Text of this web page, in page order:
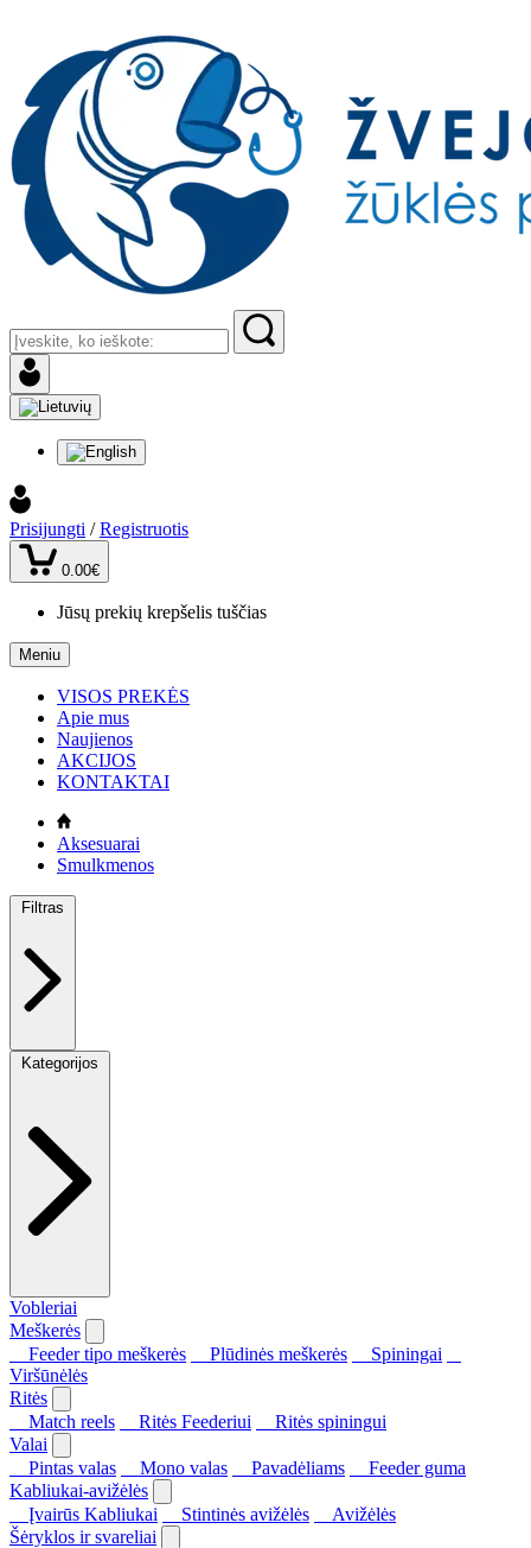
Prisijungti / Registruotis
0.00€
Jūsų prekių krepšelis tuščias
Meniu
VISOS PREKĖS
Apie mus
Naujienos
AKCIJOS
KONTAKTAI
Aksesuarai
Smulkmenos
Filtras
Kategorijos
Vobleriai
Meškerės
Feeder tipo meškerės
Plūdinės meškerės
Spiningai
Viršūnėlės
Ritės
Match reels
Ritės Feederiui
Ritės spiningui
Valai
Pintas valas
Mono valas Pavadėliams
Feeder guma
Kabliukai-avižėlės
Įvairūs Kabliukai
Stintinės avižėlės
Avižėlės
Šėryklos ir svareliai